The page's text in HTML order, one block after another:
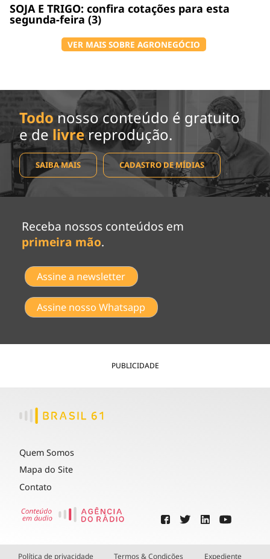
SOJA E TRIGO: confira cotações para esta
segunda-feira (3)
VER MAIS SOBRE AGRONEGÓCIO
Todo nosso conteúdo é gratuito
e de livrereprodução.
SAIBA MAIS CADASTRO DE MÍDIAS
Receba nossos conteúdos em
primeira mão.
Assine a newsletter
Assine nosso Whatsapp
PUBLICIDADE
Quem Somos
Mapa do Site
Contato
Política de privacidade Termos & Condições Expediente